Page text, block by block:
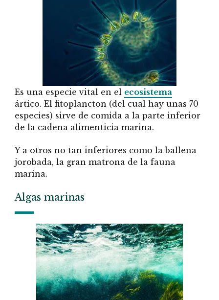
Es una especie vital en el ecosistema
ártico. El fitoplancton (del cual hay unas 70
especies) sirve de comida a la parte inferior
de la cadena alimenticia marina.
Y a otros no tan inferiores como la ballena
jorobada, la gran matrona de la fauna
marina.
Algas marinas